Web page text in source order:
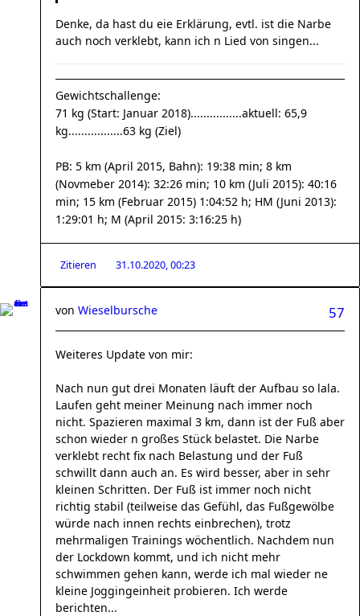
Denke, da hast du eie Erklärung, evtl. ist die Narbe
auch noch verklebt, kann ich n Lied von singen...
Gewichtschallenge:
71 kg (Start: Januar 2018)................aktuell: 65,9
kg.................63 kg (Ziel)
PB: 5 km (April 2015, Bahn): 19:38 min; 8 km
(Novmeber 2014): 32:26 min; 10 km (Juli 2015): 40:16
min; 15 km (Februar 2015) 1:04:52 h; HM (Juni 2013):
1:29:01 h; M (April 2015: 3:16:25 h)
Zitieren 31.10.2020, 00:23
57
von Wieselbursche
Weiteres Update von mir:
Nach nun gut drei Monaten läuft der Aufbau so lala.
Laufen geht meiner Meinung nach immer noch
nicht. Spazieren maximal 3 km, dann ist der Fuß aber
schon wieder n großes Stück belastet. Die Narbe
verklebt recht fix nach Belastung und der Fuß
schwillt dann auch an. Es wird besser, aber in sehr
kleinen Schritten. Der Fuß ist immer noch nicht
richtig stabil (teilweise das Gefühl, das Fußgewölbe
würde nach innen rechts einbrechen), trotz
mehrmaligen Trainings wöchentlich. Nachdem nun
der Lockdown kommt, und ich nicht mehr
schwimmen gehen kann, werde ich mal wieder ne
kleine Joggingeinheit probieren. Ich werde
berichten...